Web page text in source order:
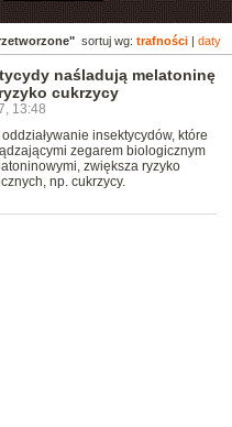
sortuj wg: trafności daty
naśladują melatoninę
cukrzycy
13:48
insektycydów, które
zegarem biologicznym
zwiększa ryzyko
np. cukrzycy.